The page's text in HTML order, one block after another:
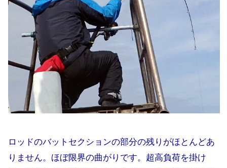
ロッドのバットセクションの部分の残りがほとんどあ
りません。ほぼ限界の曲がりです。超高負荷を掛け